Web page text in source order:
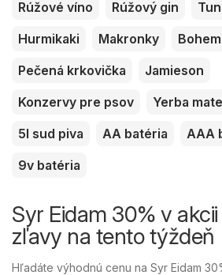
Rúžové víno
Rúžový gin
Hurmikaki
Makronky
Pečená krkovička
Jamieson
Konzervy pre psov
Yerba
5l sud piva
AA batéria
AAA
9v batéria
Syr Eidam 30% v
zľavy na tento týždeň
Hľadáte výhodnú cenu na Syr Eidam